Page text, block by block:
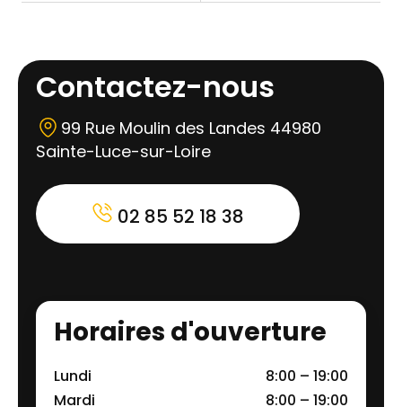
Contactez-nous
99 Rue Moulin des Landes 44980
Sainte-Luce-sur-Loire
02 85 52 18 38
Horaires d'ouverture
Lundi
8:00 – 19:00
Mardi
8:00 – 19:00